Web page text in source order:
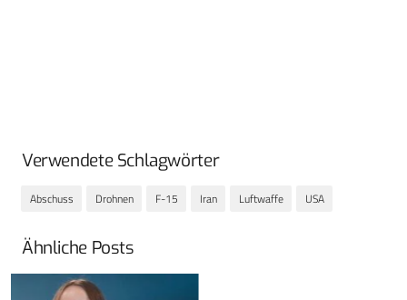
Verwendete Schlagwörter
Abschuss Drohnen F-15 Iran Luftwaffe USA
Ähnliche Posts